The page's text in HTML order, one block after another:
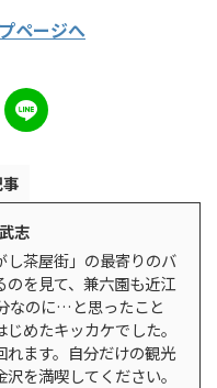
ページへ
志
し茶屋街」の最寄りのバ
のを見て、兼六園も近江
なのに…と思ったこと
めたキッカケでした。
れます。自分だけの観光
を満喫してください。